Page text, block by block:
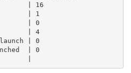
| 16
| 1
| 0
| 4
| 0
| 0
|